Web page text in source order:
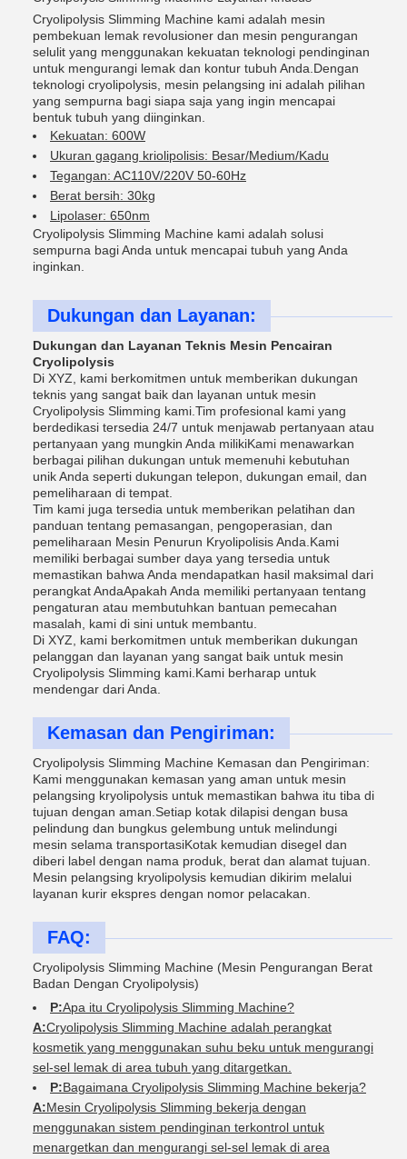
Cryolipolysis Slimming Machine kami adalah mesin
pembekuan lemak revolusioner dan mesin pengurangan
selulit yang menggunakan kekuatan teknologi pendinginan
untuk mengurangi lemak dan kontur tubuh Anda.Dengan
teknologi cryolipolysis, mesin pelangsing ini adalah pilihan
yang sempurna bagi siapa saja yang ingin mencapai
bentuk tubuh yang diinginkan.
Kekuatan: 600W
Ukuran gagang kriolipolisis: Besar/Medium/Kadu
Tegangan: AC110V/220V 50-60Hz
Berat bersih: 30kg
Lipolaser: 650nm
Cryolipolysis Slimming Machine kami adalah solusi
sempurna bagi Anda untuk mencapai tubuh yang Anda
inginkan.
Dukungan dan Layanan:
Dukungan dan Layanan Teknis Mesin Pencairan
Cryolipolysis
Di XYZ, kami berkomitmen untuk memberikan dukungan
teknis yang sangat baik dan layanan untuk mesin
Cryolipolysis Slimming kami.Tim profesional kami yang
berdedikasi tersedia 24/7 untuk menjawab pertanyaan atau
pertanyaan yang mungkin Anda milikiKami menawarkan
berbagai pilihan dukungan untuk memenuhi kebutuhan
unik Anda seperti dukungan telepon, dukungan email, dan
pemeliharaan di tempat.
Tim kami juga tersedia untuk memberikan pelatihan dan
panduan tentang pemasangan, pengoperasian, dan
pemeliharaan Mesin Penurun Kryolipolisis Anda.Kami
memiliki berbagai sumber daya yang tersedia untuk
memastikan bahwa Anda mendapatkan hasil maksimal dari
perangkat AndaApakah Anda memiliki pertanyaan tentang
pengaturan atau membutuhkan bantuan pemecahan
masalah, kami di sini untuk membantu.
Di XYZ, kami berkomitmen untuk memberikan dukungan
pelanggan dan layanan yang sangat baik untuk mesin
Cryolipolysis Slimming kami.Kami berharap untuk
mendengar dari Anda.
Kemasan dan Pengiriman:
Cryolipolysis Slimming Machine Kemasan dan Pengiriman:
Kami menggunakan kemasan yang aman untuk mesin
pelangsing kryolipolysis untuk memastikan bahwa itu tiba di
tujuan dengan aman.Setiap kotak dilapisi dengan busa
pelindung dan bungkus gelembung untuk melindungi
mesin selama transportasiKotak kemudian disegel dan
diberi label dengan nama produk, berat dan alamat tujuan.
Mesin pelangsing kryolipolysis kemudian dikirim melalui
layanan kurir ekspres dengan nomor pelacakan.
FAQ:
Cryolipolysis Slimming Machine (Mesin Pengurangan Berat
Badan Dengan Cryolipolysis)
P:Apa itu Cryolipolysis Slimming Machine?
A:Cryolipolysis Slimming Machine adalah perangkat
kosmetik yang menggunakan suhu beku untuk mengurangi
sel-sel lemak di area tubuh yang ditargetkan.
P:Bagaimana Cryolipolysis Slimming Machine bekerja?
A:Mesin Cryolipolysis Slimming bekerja dengan
menggunakan sistem pendinginan terkontrol untuk
menargetkan dan mengurangi sel-sel lemak di area